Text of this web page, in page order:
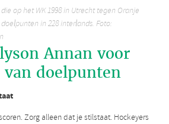
op het WK 1998 in Utrecht tegen Oranje
in 228 interlands. Foto:
Annan voor
doelpunten
Zorg alleen dat je stilstaat. Hockeyers